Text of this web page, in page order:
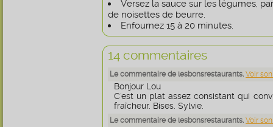
Versez la sauce sur les légumes,
de noisettes de beurre.
Enfournez 15 à 20 minutes.
14 commentaires
Le commentaire de lesbonsrestaurants. Voir
Bonjour Lou
C'est un plat assez consistant qui
fraîcheur. Bises. Sylvie.
Le commentaire de lesbonsrestaurants. Voir